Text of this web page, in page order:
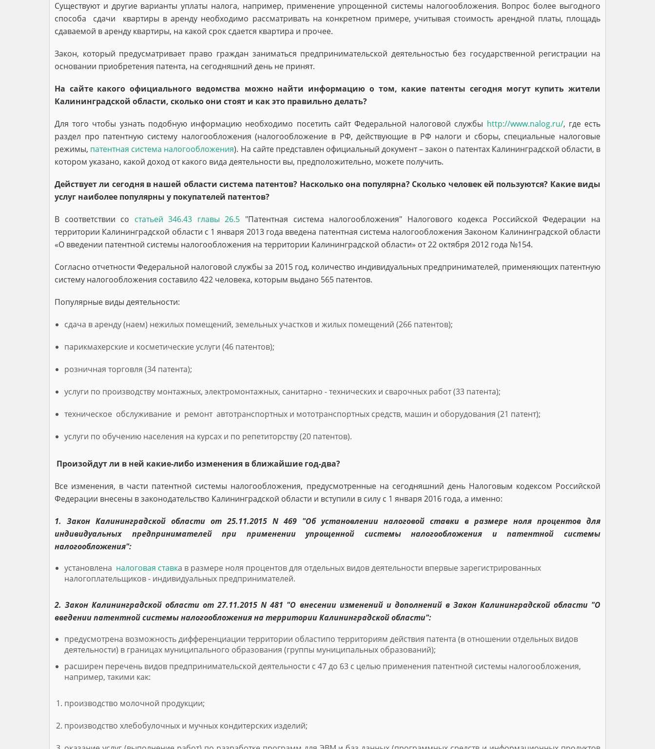
Существуют и другие варианты уплаты налога, например, применение упрощенной системы налогообложения. Вопрос более выгодного
способа сдачи квартиры в аренду необходимо рассматривать на конкретном примере, учитывая стоимость арендной платы, площадь
сдаваемой в аренду квартиры, на какой срок сдается квартира и прочее.
Закон, который предусматривает право граждан заниматься предпринимательской деятельностью без государственной регистрации на
основании приобретения патента, на сегодняшний день не принят.
На сайте какого официального ведомства можно найти информацию о том, какие патенты сегодня могут купить жители
Калининградской области, сколько они стоят и как это правильно делать?
Для того чтобы узнать подобную информацию необходимо посетить сайт Федеральной налоговой службы http://www.nalog.ru/, где есть
раздел про патентную систему налогообложения (налогообложение в РФ, действующие в РФ налоги и сборы, специальные налоговые
режимы, патентная система налогообложения). На сайте представлен официальный документ – закон о патентах Калининградской области, в
котором указано, какой доход от какого вида деятельности вы, предположительно, можете получить.
Действует ли сегодня в нашей области система патентов? Насколько она популярна? Сколько человек ей пользуются? Какие виды
услуг наиболее популярны у покупателей патентов?
В соответствии со статьей 346.43 главы 26.5 "Патентная система налогообложения" Налогового кодекса Российской Федерации на
территории Калининградской области с 1 января 2013 года введена патентная система налогообложения Законом Калининградской области
«О введении патентной системы налогообложения на территории Калининградской области» от 22 октября 2012 года №154.
Согласно отчетности Федеральной налоговой службы за 2015 год, количество индивидуальных предпринимателей, применяющих патентную
систему налогообложения составило 422 человека, которым выдано 565 патентов.
Популярные виды деятельности:
сдача в аренду (наем) нежилых помещений, земельных участков и жилых помещений (266 патентов);
парикмахерские и косметические услуги (46 патентов);
розничная торговля (34 патента);
услуги по производству монтажных, электромонтажных, санитарно - технических и сварочных работ (33 патента);
техническое обслуживание и ремонт автотранспортных и мототранспортных средств, машин и оборудования (21 патент);
услуги по обучению населения на курсах и по репетиторству (20 патентов).
Произойдут ли в ней какие-либо изменения в ближайшие год-два?
Все изменения, в части патентной системы налогообложения, предусмотренные на сегодняшний день Налоговым кодексом Российской
Федерации внесены в законодательство Калининградской области и вступили в силу с 1 января 2016 года, а именно:
1. Закон Калининградской области от 25.11.2015 N 469 "Об установлении налоговой ставки в размере ноля процентов для
индивидуальных предпринимателей при применении упрощенной системы налогообложения и патентной системы
налогообложения":
установлена налоговая ставка в размере ноля процентов для отдельных видов деятельности впервые зарегистрированных
налогоплательщиков - индивидуальных предпринимателей.
2. Закон Калининградской области от 27.11.2015 N 481 "О внесении изменений и дополнений в Закон Калининградской области "О
введении патентной системы налогообложения на территории Калининградской области":
предусмотрена возможность дифференциации территории областипо территориям действия патента (в отношении отдельных видов
деятельности) в границах муниципального образования (группы муниципальных образований);
расширен перечень видов предпринимательской деятельности с 47 до 63 с целью применения патентной системы налогообложения,
например, такими как:
производство молочной продукции;
производство хлебобулочных и мучных кондитерских изделий;